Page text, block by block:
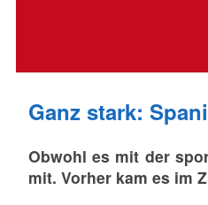
Ganz stark:
Obwohl es mit der
mit. Vorher kam es im